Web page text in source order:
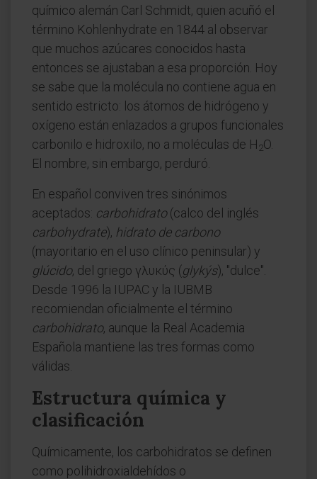
químico alemán Carl Schmidt, quien acuñó el
término Kohlenhydrate en 1844 al observar
que muchos azúcares conocidos hasta
entonces se ajustaban a esa proporción. Hoy
se sabe que la molécula no contiene agua en
sentido estricto: los átomos de hidrógeno y
oxígeno están enlazados a grupos funcionales
carbonilo e hidroxilo, no a moléculas de H2O.
El nombre, sin embargo, perduró.
En español conviven tres sinónimos
aceptados: carbohidrato(calco del inglés
carbohydrate), hidrato de carbono
(mayoritario en el uso clínico peninsular) y
glúcido, del griego γλυκύς (glykýs), "dulce".
Desde 1996 la IUPAC y la IUBMB
recomiendan oficialmente el término
carbohidrato, aunque la Real Academia
Española mantiene las tres formas como
válidas.
Estructura química y
clasificación
Químicamente, los carbohidratos se definen
como polihidroxialdehídos o